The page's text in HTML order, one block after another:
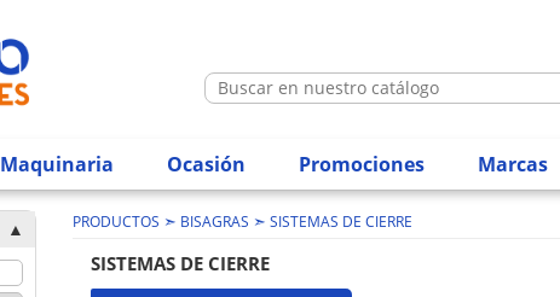
Maquinaria Ocasión Promociones Marcas
PRODUCTOS ➣ BISAGRAS ➣ SISTEMAS DE CIERRE
SISTEMAS DE CIERRE